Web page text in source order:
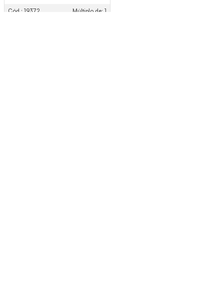
Cód.: 19372 Múltiplo de: 1